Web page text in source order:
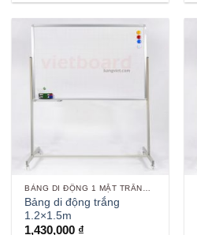
Bảng di động trắng
1.2×1.5m
1,430,000 ₫